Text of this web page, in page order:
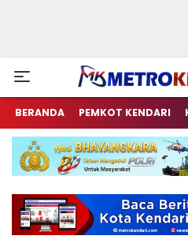
Berita Terkini
BERANDA PEMKOT KENDARI